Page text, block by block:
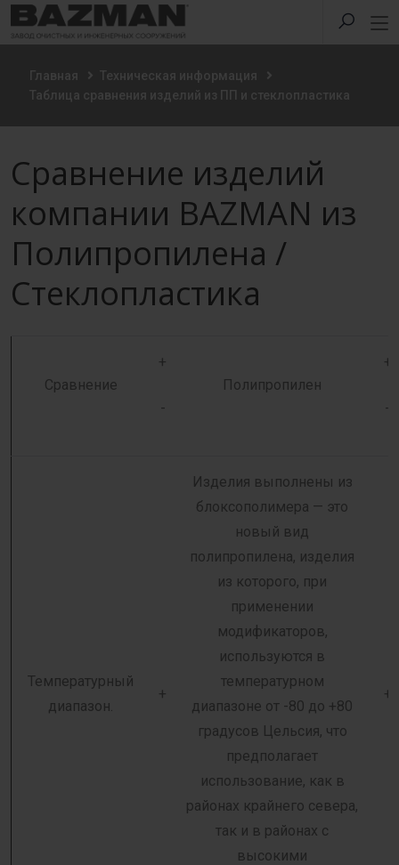
Главная
Техническая информация
Таблица сравнения изделий из ПП и стеклопластика
Сравнение изделий
компании BAZMAN из
Полипропилена /
Стеклопластика
Сравнение
+
-
Полипропилен
+
-
Температурный
диапазон.
+
Изделия выполнены из
блоксополимера — это
новый вид
полипропилена, изделия
из которого, при
применении
модификаторов,
используются в
температурном
диапазоне от -80 до +80
градусов Цельсия, что
предполагает
использование, как в
районах крайнего севера,
так и в районах с
высокими
+